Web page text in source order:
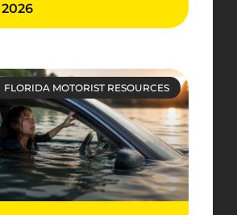
FLORIDA MOTORIST RESOURCES